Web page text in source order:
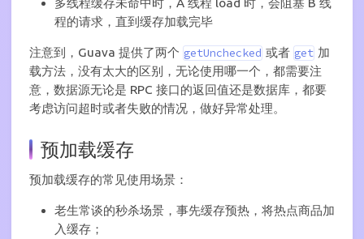
程的请求，直到缓存加载完毕
注意到，Guava 提供了两个 getUnchecked 或者 get 加
载方法，没有太大的区别，无论使用哪一个，都需要注
意，数据源无论是 RPC 接口的返回值还是数据库，都要
考虑访问超时或者失败的情况，做好异常处理。
预加载缓存
预加载缓存的常见使用场景：
老生常谈的秒杀场景，事先缓存预热，将热点商品加
入缓存；